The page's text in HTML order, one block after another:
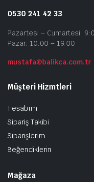
0530 241 42 33
Pazartesi – Cumartesi:
Pazar: 10:00 – 19:00
mustafa@balikca.com.tr
Müşteri Hizmtleri
Hesabım
Sipariş Takibi
Siparişlerim
Beğendiklerin
Mağaza